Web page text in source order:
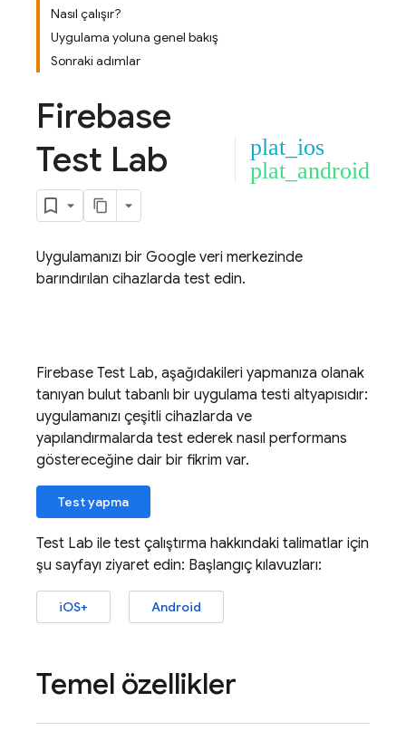
Nasıl çalışır?
Uygulama yoluna genel bakış
Sonraki adımlar
Firebase
Test Lab
plat_ios
plat_android
Uygulamanızı bir Google veri merkezinde
barındırılan cihazlarda test edin.
Firebase Test Lab, aşağıdakileri yapmanıza olanak
tanıyan bulut tabanlı bir uygulama testi altyapısıdır:
uygulamanızı çeşitli cihazlarda ve
yapılandırmalarda test ederek nasıl performans
göstereceğine dair bir fikrim var.
Test yapma
Test Lab ile test çalıştırma hakkındaki talimatlar için
şu sayfayı ziyaret edin: Başlangıç kılavuzları:
iOS+ Android
Temel özellikler